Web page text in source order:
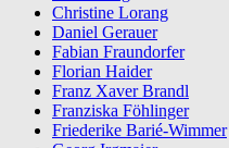
Christine Lorang
Daniel Gerauer
Fabian Fraundorfer
Florian Haider
Franz Xaver Brandl
Franziska Föhlinger
Friederike Barié-Wimmer